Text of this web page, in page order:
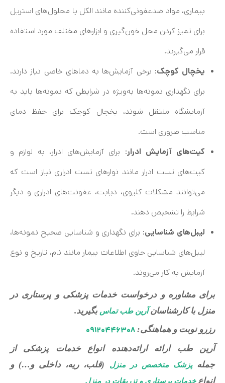
بیماری، مواد ضدعفونی‌کننده مانند الکل یا محلول‌های استریل
برای تمیز کردن محل خون‌گیری و ابزارهای مختلف مورد استفاده
قرار می‌گیرند.
یخچال کوچک: برخی آزمایش‌ها به دماهای خاصی نیاز دارند.
برای نگهداری نمونه‌ها به‌ویژه در شرایطی که نمونه‌ها باید به
آزمایشگاه منتقل شوند، یخچال کوچک برای حفظ دمای
مناسب ضروری است.
کیت‌های آزمایش ادرار: برای آزمایش‌های ادرار، به لوازم و
کیت‌های تست ادرار مانند نوارهای تست ادراری نیاز است که
می‌توانند مشکلات کلیوی، دیابت، عفونت‌های ادراری و دیگر
شرایط را تشخیص دهند.
لیبل‌های شناسایی: برای نگهداری و شناسایی صحیح نمونه‌ها،
لیبل‌های شناسایی حاوی اطلاعات بیمار مانند نام، تاریخ و نوع
آزمایش به کار می‌روند.
برای مشاوره و درخواست خدمات پزشکی و پرستاری در
منزل با کارشناسانآرین طب تماس بگیرید.
رزرو نوبت و هماهنگی: ۰۹۱۲۰۴۴۶۳۰۸
آرین طب ارائه ارائه‌دهنده انواع خدمات پزشکی از
جملهپزشک متخصص در منزل
(قلب، ریه، داخلی و…) و
انواعخدمات پرستاری و تزریقات در منزل